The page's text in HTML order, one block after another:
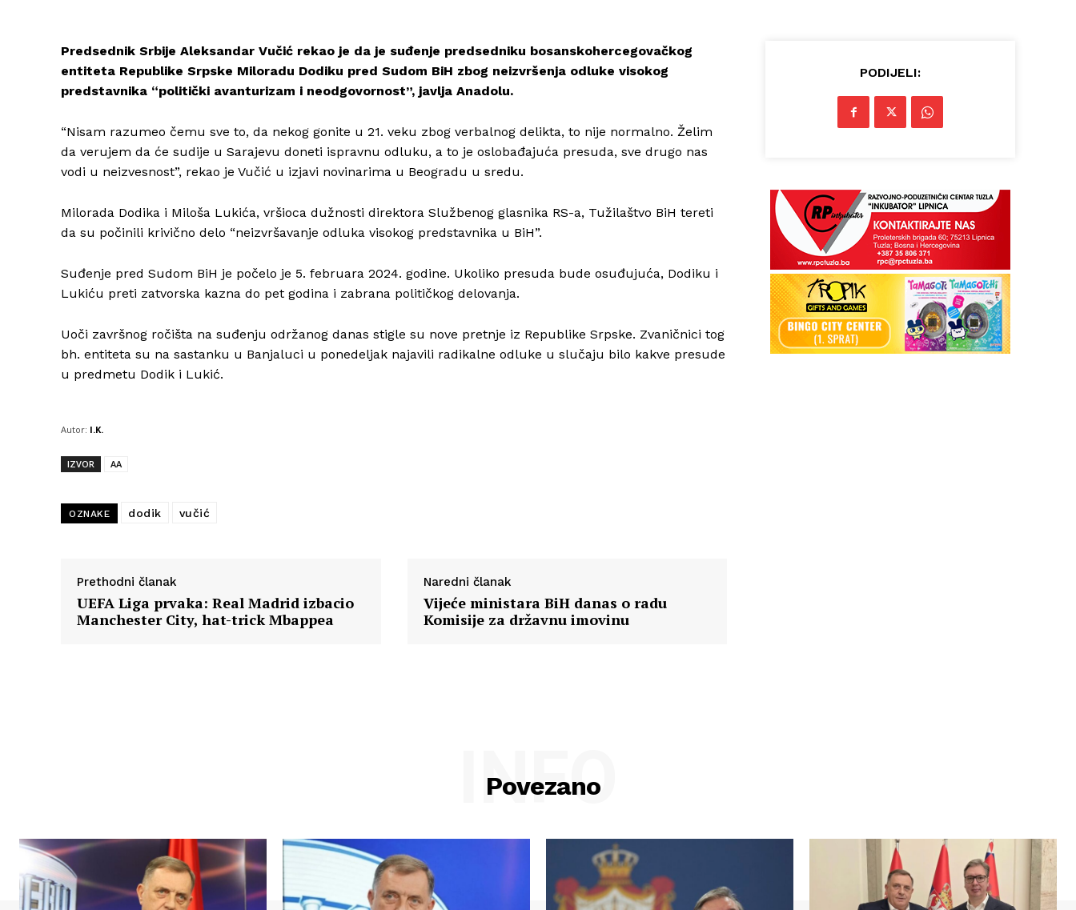
Info
Predsednik Srbije Aleksandar Vučić rekao je da je suđenje predsedniku bosanskohercegovačkog
entiteta Republike Srpske Miloradu Dodiku pred Sudom BiH zbog neizvršenja odluke visokog
predstavnika “politički avanturizam i neodgovornost”, javlja Anadolu.
“Nisam razumeo čemu sve to, da nekog gonite u 21. veku zbog verbalnog delikta, to nije normalno. Želim
da verujem da će sudije u Sarajevu doneti ispravnu odluku, a to je oslobađajuća presuda, sve drugo nas
vodi u neizvesnost”, rekao je Vučić u izjavi novinarima u Beogradu u sredu.
Milorada Dodika i Miloša Lukića, vršioca dužnosti direktora Službenog glasnika RS-a, Tužilaštvo BiH tereti
da su počinili krivično delo “neizvršavanje odluka visokog predstavnika u BiH”.
Suđenje pred Sudom BiH je počelo je 5. februara 2024. godine. Ukoliko presuda bude osuđujuća, Dodiku i
Lukiću preti zatvorska kazna do pet godina i zabrana političkog delovanja.
Uoči završnog ročišta na suđenju održanog danas stigle su nove pretnje iz Republike Srpske. Zvaničnici tog
bh. entiteta su na sastanku u Banjaluci u ponedeljak najavili radikalne odluke u slučaju bilo kakve presude
u predmetu Dodik i Lukić.
Autor: I.K.
IZVOR AA
OZNAKE dodik vučić
Prethodni članak
UEFA Liga prvaka: Real Madrid izbacio
Manchester City, hat-trick Mbappea
Naredni članak
Vijeće ministara BiH danas o radu
Komisije za državnu imovinu
PODIJELI:
Povezano
INFO